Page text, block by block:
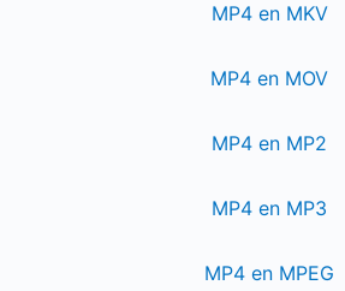
MP4 en MKV
MP4 en MOV
MP4 en MP2
MP4 en MP3
MP4 en MPEG